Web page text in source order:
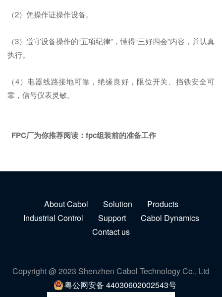
（2）凭操作证操作设备。
（3）遵守设备操作的“五项纪律”，懂得“三好四会”内容，并认真
执行。
（4）电器线路接地可靠，绝缘良好，限位开关、挡铁安全可
靠，信号仪表灵敏。
FPC厂为你推荐阅读： fpc组装前的准备工作
About Cabol Solution
Products
Industrial Control
Support
Cabol Dynamics
Contact us
Copyright @ 2023 Shenzhen Cabol Technology Co., Ltd
粤公网安备 44030602002543号